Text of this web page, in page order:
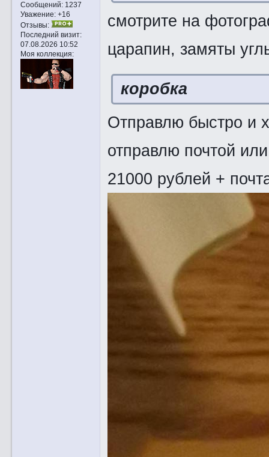
Сообщений:1237
Уважение: +16
Отзывы:
Последний визит:
07.08.2026 10:52
Моя коллекция:
смотрите на
царапин, замяты
коробка
Отправлю быстро и
отправлю почтой
21000 рублей +